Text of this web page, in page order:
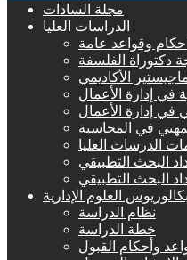
مجلة السادات
الدراسات العليا
احكام وقواعد عامة
الدرسات العليا
البحث التطبيقي
البحث التطبيقي
بكالوريوس العلوم الإدارية
نظام الدراسة
خطة الدراسة
وأحكام القبول